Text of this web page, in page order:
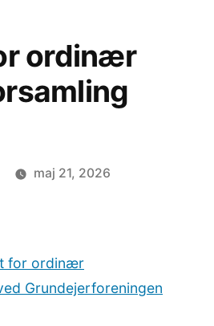
ordinær
maj 21, 2026
for ordinær
Grundejerforeningen